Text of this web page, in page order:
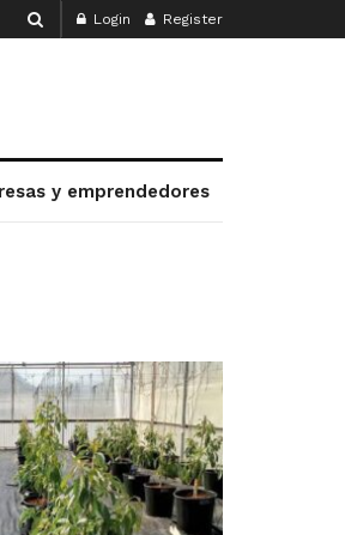
Login Register
y emprendedores